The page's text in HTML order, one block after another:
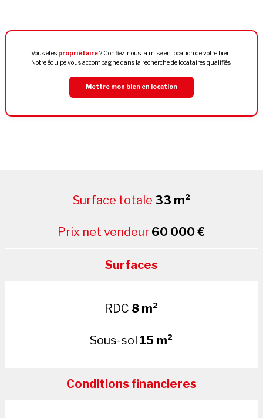
Vous êtes propriétaire? Confiez-nous la mise en location de votre bien.
Notre équipe vous accompagne dans la recherche de locataires qualifiés.
Mettre mon bien en location
Surface totale 33 m²
Prix net vendeur 60 000 €
Surfaces
RDC 8 m²
Sous-sol 15 m²
Conditions financieres